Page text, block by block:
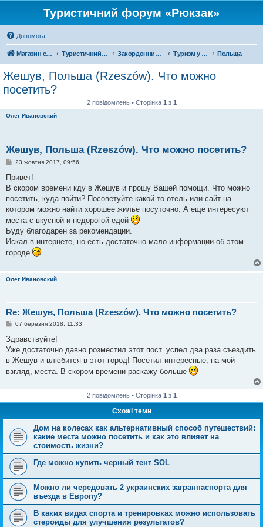
Туристичний форум «Рюкзак»
Допомога
Магазин спорядження Туристичний форум «Рюкзак» Закордонний туризм Туризм у Європі Польща
Жешув, Польша (Rzeszów). Что можно
посетить?
2 повідомлень • Сторінка 1 з 1
Олег Ивановский
Жешув, Польша (Rzeszów). Что можно посетить?
П
в
д
о
л
е
н
н
я
23 жовтня 2017, 09:56
Привет!
В скором времени кду в Жешув и прошу Вашей помощи. Что можно
посетить, куда пойти? Посоветуйте какой-то отель или сайт на
котором можно найти хорошее жилье посуточно. А еще интересуют
места с вкусной и недорогой едой
Буду благодарен за рекомендации.
Искал в интернете, но есть достаточно мало информации об этом
городе
Олег Ивановский
Re: Жешув, Польша (Rzeszów). Что можно посетить?
П
в
д
о
л
07 березня 2018, 11:33
Здравствуйте!
Уже достаточно давно розместил этот пост. успел два раза съездить
в Жешув и влюбится в этот город! Посетил интересные, на мой
взгляд, места. В скором времени раскажу больше
2 повідомлень • Сторінка 1 з 1
Схожі теми
Дом на колесах как альтернативный способ путешествий:
какие места можно посетить и как это влияет на
стоимость жизни?
Где можно купить черный тент SOL
Можно ли чередовать 2 украинских загранпаспорта для
въезда в Европу?
В каких видах спорта и тренировках можно использовать
стероиды для улучшения результатов?